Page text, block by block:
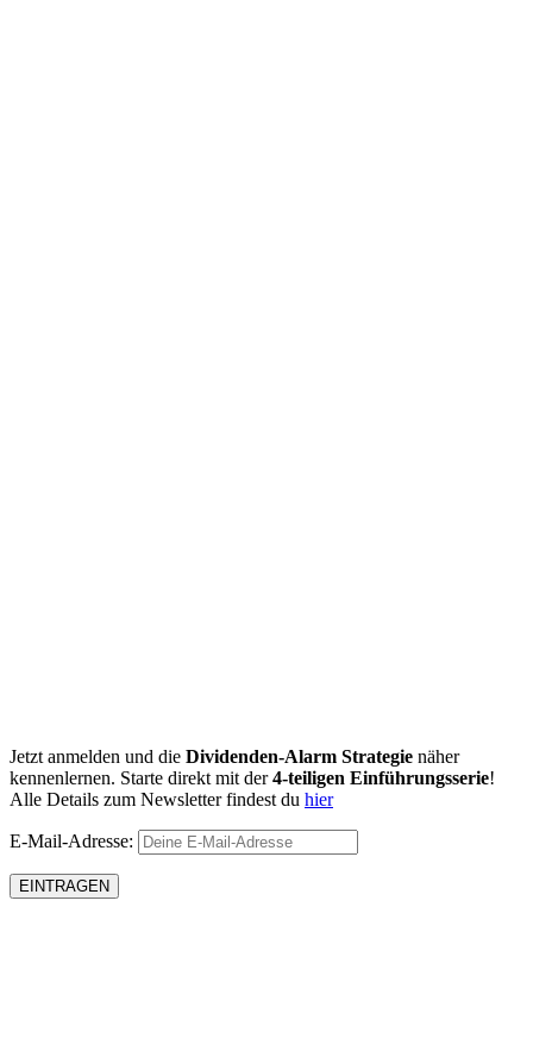
Jetzt anmelden und die Dividenden-Alarm Strategie näher
kennenlernen. Starte direkt mit der4-teiligen Einführungsserie!
Alle Details zum Newsletter findest du hier
E-Mail-Adresse: